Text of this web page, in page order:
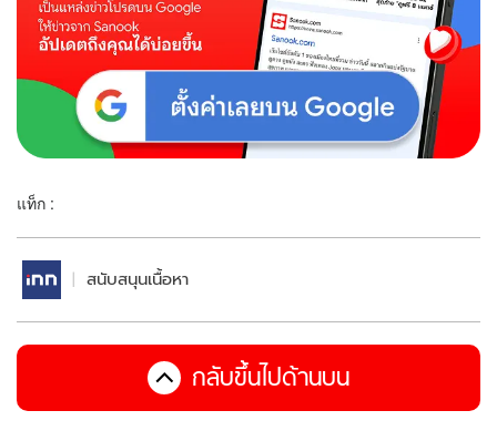
แท็ก :
สนับสนุนเนื้อหา
กลับขึ้นไปด้านบน